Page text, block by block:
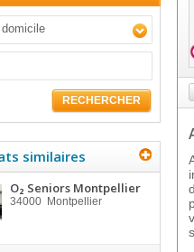
RECHERCHER
similaires
O₂ Seniors Montpellier
34000 Montpellier